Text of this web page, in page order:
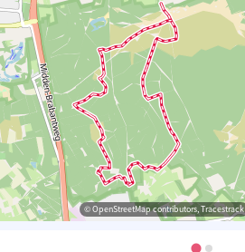
© OpenStreetMap contributors, Tracestrack